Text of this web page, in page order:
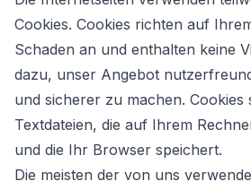
Cookies. Cookies richten auf
Schaden an und enthalten keine
dazu, unser Angebot
und sicherer zu machen. Cookies
Textdateien, die auf Ihrem
und die Ihr Browser speichert.
Die meisten der von uns